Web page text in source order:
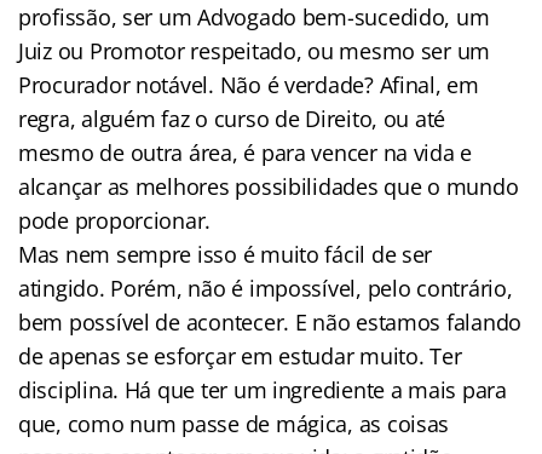
profissão, ser um Advogado bem-sucedido, um
Juiz ou Promotor respeitado, ou mesmo ser um
Procurador notável. Não é verdade? Afinal, em
regra, alguém faz o curso de Direito, ou até
mesmo de outra área, é para vencer na vida e
alcançar as melhores possibilidades que o mundo
pode proporcionar.
Mas nem sempre isso é muito fácil de ser
atingido. Porém, não é impossível, pelo contrário,
bem possível de acontecer. E não estamos falando
de apenas se esforçar em estudar muito. Ter
disciplina. Há que ter um ingrediente a mais para
que, como num passe de mágica, as coisas